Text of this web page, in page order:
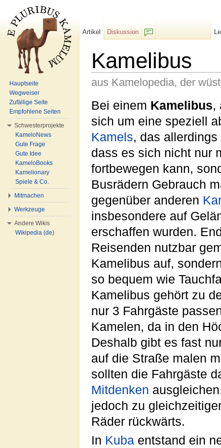
Kamelibus
aus Kamelopedia, der
Bei einem Kamelibus,
sich um eine speziell
Kamels, das
dass es sich nicht nur
fortbewegen kann,
Busrädern Gebrauch
gegenüber anderen
insbesondere auf
erschaffen wurden.
Reisenden nutzbar
Kamelibus auf,
so bequem wie
Kamelibus gehört zu
nur 3 Fahrgäste
Kamelen, da in den
Deshalb gibt es fast
auf die Straße malen
sollten die Fahrgäste
Mitdenken
jedoch zu
Räder rückwärts.
In Kuba entstand ein
Artikel
Diskussion
Hauptseite
Wegweiser
Zufällige Seite
Empfohlene Seiten
Schwesterprojekte
KameloNews
Gute Frage
Gute Idee
KameloBooks
Kamelionary
Spiele & Co.
Mitmachen
Werkzeuge
Andere Wikis
Wikipedia (de)